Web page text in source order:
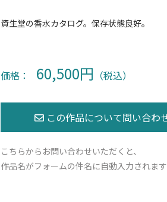
資生堂の香水カタログ。保存状態良好。
価格： 60,500円 （税込）
こちらからお問い合わせいただくと、
作品名がフォームの件名に自動入力されます